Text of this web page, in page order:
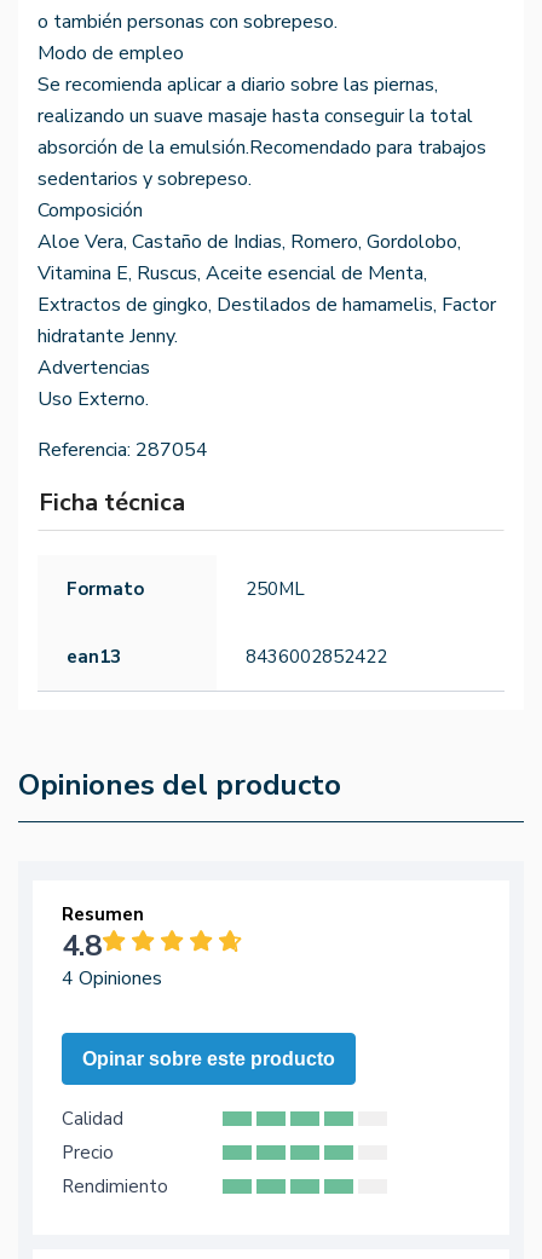
o también personas con sobrepeso.
Modo de empleo
Se recomienda aplicar a diario sobre las piernas,
realizando un suave masaje hasta conseguir la total
absorción de la emulsión.Recomendado para trabajos
sedentarios y sobrepeso.
Composición
Aloe Vera, Castaño de Indias, Romero, Gordolobo,
Vitamina E, Ruscus, Aceite esencial de Menta,
Extractos de gingko, Destilados de hamamelis, Factor
hidratante Jenny.
Advertencias
Uso Externo.
Referencia: 287054
Ficha técnica
Formato 250ML
ean13 8436002852422
Opiniones del producto
Resumen
4.8
4 Opiniones
Opinar sobre este producto
Calidad
Precio
Rendimiento